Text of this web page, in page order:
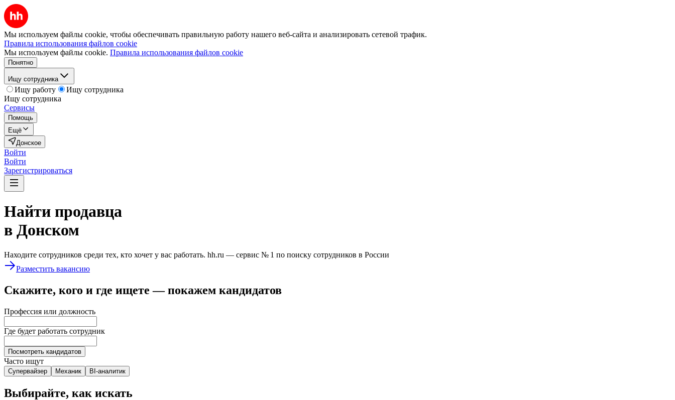
Мы используем файлы cookie, чтобы обеспечивать правильную работу нашего веб-сайта и анализировать сетевой трафик.
Правила использования файлов cookie
Мы используем файлы cookie. Правила использования файлов cookie
Понятно
Ищу сотрудника
Ищу работу
Ищу сотрудника
Ищу сотрудника
Сервисы
Помощь
Ещё
Донское
Войти
Войти
Зарегистрироваться
Найти продавца
в Донском
Находите сотрудников среди тех, кто хочет у вас работать. hh.ru — сервис № 1 по поиску сотрудников в России
Разместить вакансию
Скажите, кого и где ищете — покажем кандидатов
Профессия или должность
Где будет работать сотрудник
Посмотреть кандидатов
Часто ищут
Супервайзер Механик BI-аналитик
Выбирайте, как искать